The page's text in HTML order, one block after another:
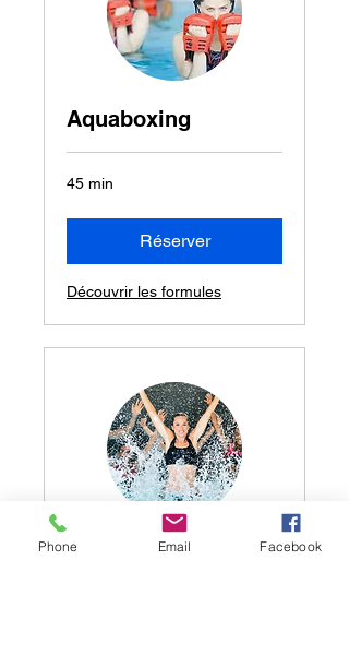
Aquaboxing
45 min
Réserver
Découvrir les formules
Aquatonic
Phone Email Facebook